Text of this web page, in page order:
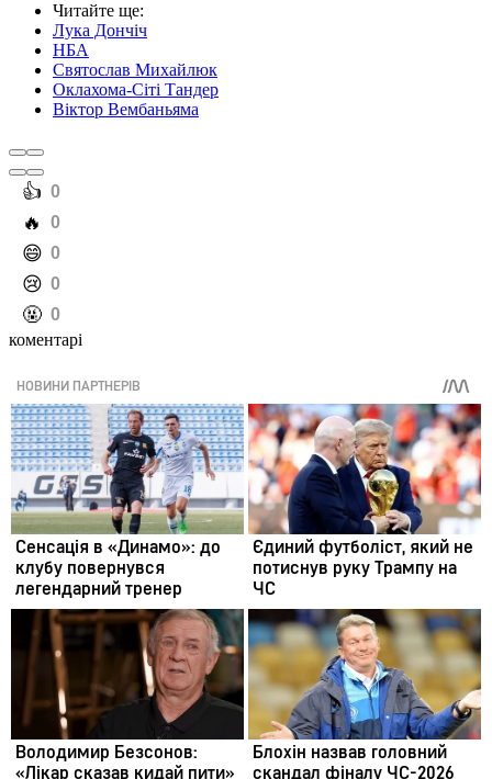
Читайте ще:
Лука Дончіч
НБА
Святослав Михайлюк
Оклахома-Сіті Тандер
Віктор Вембаньяма
️👍 0
️🔥 0
️😄 0
️😢 0
️🤬 0
коментарі